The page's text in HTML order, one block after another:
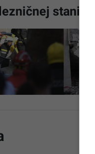
stanice